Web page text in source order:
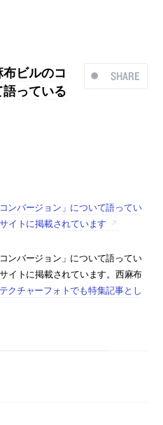
SHARE
ビルのコ
っている
ンバージョン」について語ってい
イトに掲載されています
ンバージョン」について語ってい
イトに掲載されています。西麻布
クチャーフォトでも特集記事とし